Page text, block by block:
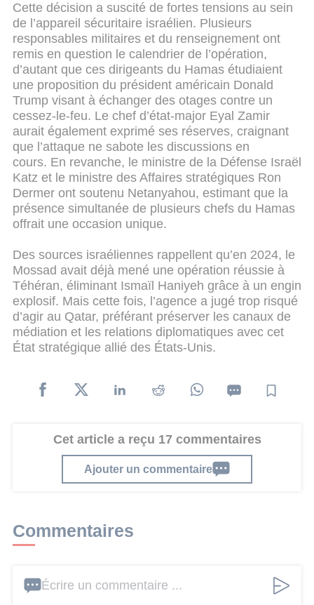
Cette décision a suscité de fortes tensions au sein
de l’appareil sécuritaire israélien. Plusieurs
responsables militaires et du renseignement ont
remis en question le calendrier de l’opération,
d’autant que ces dirigeants du Hamas étudiaient
une proposition du président américain Donald
Trump visant à échanger des otages contre un
cessez-le-feu. Le chef d’état-major Eyal Zamir
aurait également exprimé ses réserves, craignant
que l’attaque ne sabote les discussions en
cours. En revanche, le ministre de la Défense Israël
Katz et le ministre des Affaires stratégiques Ron
Dermer ont soutenu Netanyahou, estimant que la
présence simultanée de plusieurs chefs du Hamas
offrait une occasion unique.
Des sources israéliennes rappellent qu’en 2024, le
Mossad avait déjà mené une opération réussie à
Téhéran, éliminant Ismaïl Haniyeh grâce à un engin
explosif. Mais cette fois, l’agence a jugé trop risqué
d’agir au Qatar, préférant préserver les canaux de
médiation et les relations diplomatiques avec cet
État stratégique allié des États-Unis.
Cet article a reçu 17 commentaires
Ajouter un commentaire
Commentaires
Écrire un commentaire ...